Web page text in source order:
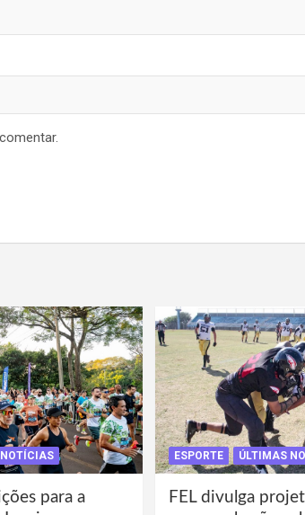
para a
ESPORTE ÚLTIMAS
FEL divulga